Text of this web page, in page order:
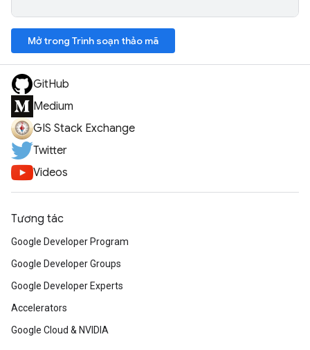
Mở trong Trình soạn thảo mã
GitHub
Medium
GIS Stack Exchange
Twitter
Videos
Tương tác
Google Developer Program
Google Developer Groups
Google Developer Experts
Accelerators
Google Cloud & NVIDIA